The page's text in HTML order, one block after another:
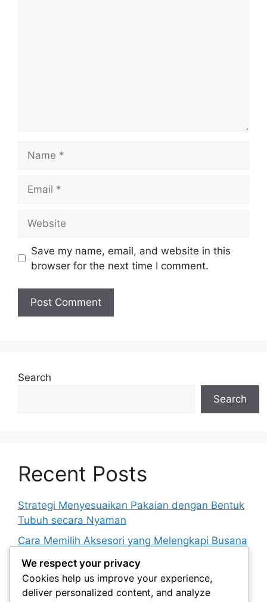
Save my name, email, and website in this
browser for the next time I comment.
Search
Search
Recent Posts
Strategi Menyesuaikan Pakaian dengan Bentuk
Tubuh secara Nyaman
Cara Memilih Aksesori yang Melengkapi Busana
Ide Gaya Kasual Rapi untuk Aktivitas Harian
yang Beragam
We respect your privacy
Cookies help us improve your experience,
deliver personalized content, and analyze